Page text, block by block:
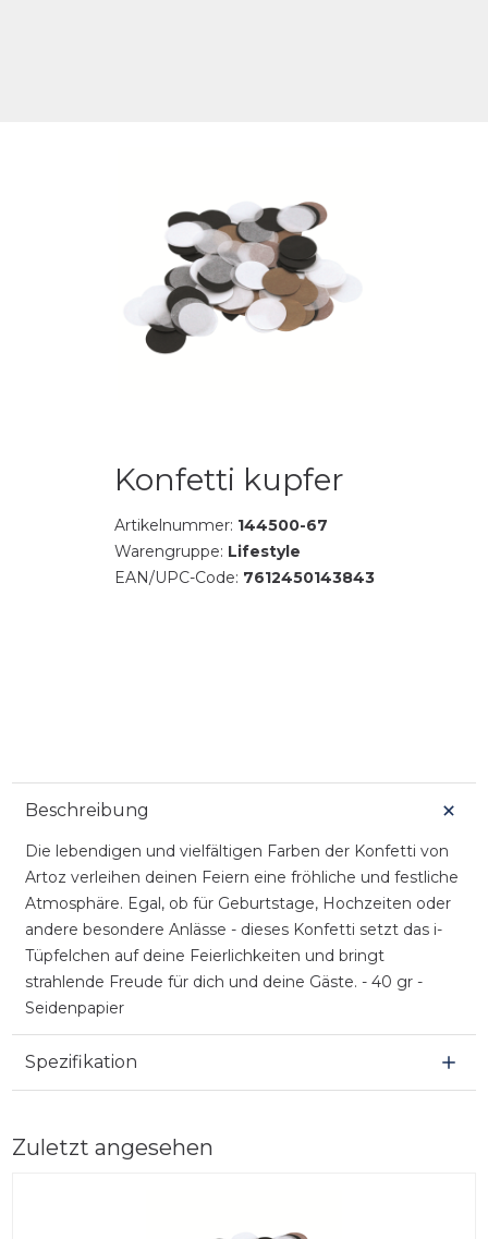
Konfetti kupfer
Artikelnummer: 144500-67
Warengruppe: Lifestyle
EAN/UPC-Code: 7612450143843
Beschreibung
Die lebendigen und vielfältigen Farben der Konfetti von
Artoz verleihen deinen Feiern eine fröhliche und festliche
Atmosphäre. Egal, ob für Geburtstage, Hochzeiten oder
andere besondere Anlässe - dieses Konfetti setzt das i-
Tüpfelchen auf deine Feierlichkeiten und bringt
strahlende Freude für dich und deine Gäste. - 40 gr -
Seidenpapier
Spezifikation
Zuletzt angesehen